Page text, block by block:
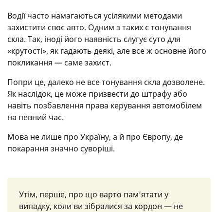
Водії часто намагаються усілякими методами
захистити своє авто. Одним з таких є тонування
скла. Так, іноді його наявність слугує суто для
«крутості», як гадають деякі, але все ж основне його
покликання — саме захист.
Попри це, далеко не все тонування скла дозволене.
Як наслідок, це може призвести до штрафу або
навіть позбавлення права керування автомобілем
на певний час.
Мова не лише про Україну, а й про Європу, де
покарання значно суворіші.
Утім, перше, про що варто пам’ятати у
випадку, коли ви зібралися за кордон — не